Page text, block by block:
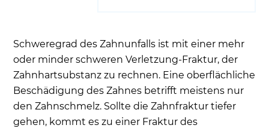
Behandlungsdauer?
Die häufigsten Ursachen: Zahnunfall mit
abgebrochenem Stück vom Zahn beim Sport
Mit Mundschutz vorbeugen - sicherer Schutz für
die Zähne und Wurzel beim Sport
Schweregrad des Zahnunfalls ist mit einer mehr
oder minder schweren Verletzung-Fraktur, der
Zahnhartsubstanz zu rechnen. Eine oberflächliche
Beschädigung des Zahnes betrifft meistens nur
den Zahnschmelz. Sollte die Zahnfraktur tiefer
gehen, kommt es zu einer Fraktur des